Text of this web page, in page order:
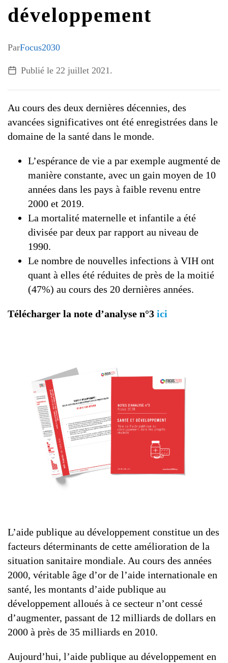
G7 / G20
VIDÉOS
développement
ParFocus2030
Publié le 22 juillet 2021.
Au cours des deux dernières décennies, des
avancées significatives ont été enregistrées dans le
domaine de la santé dans le monde.
L’espérance de vie a par exemple augmenté de
manière constante, avec un gain moyen de 10
années dans les pays à faible revenu entre
2000 et 2019.
La mortalité maternelle et infantile a été
divisée par deux par rapport au niveau de
1990.
Le nombre de nouvelles infections à VIH ont
quant à elles été réduites de près de la moitié
(47%) au cours des 20 dernières années.
Télécharger la note d’analyse n°3 ici
L’aide publique au développement constitue un des
facteurs déterminants de cette amélioration de la
situation sanitaire mondiale. Au cours des années
2000, véritable âge d’or de l’aide internationale en
santé, les montants d’aide publique au
développement alloués à ce secteur n’ont cessé
d’augmenter, passant de 12 milliards de dollars en
2000 à près de 35 milliards en 2010.
Aujourd’hui, l’aide publique au développement en